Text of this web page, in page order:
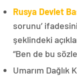
Rusya Devlet
sorunu’
şeklindeki
“Ben de bu
Umarım